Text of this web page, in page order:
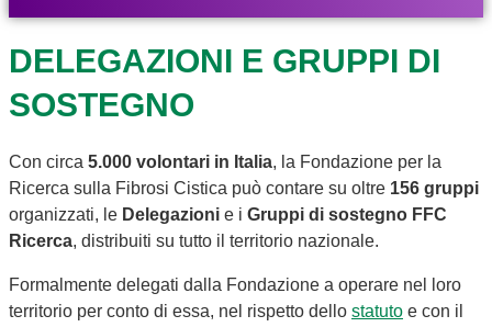
DELEGAZIONI E GRUPPI DI
SOSTEGNO
Con circa 5.000 volontari in Italia, la Fondazione per la
Ricerca sulla Fibrosi Cistica può contare su oltre 156 gruppi
organizzati, le Delegazioni e i Gruppi di sostegno FFC
Ricerca, distribuiti su tutto il territorio nazionale.
Formalmente delegati dalla Fondazione a operare nel loro
territorio per conto di essa, nel rispetto dello statuto e con il